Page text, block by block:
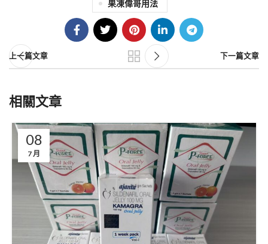
果凍偉哥用法
上一篇文章 下一篇文章
相關文章
08
7 月